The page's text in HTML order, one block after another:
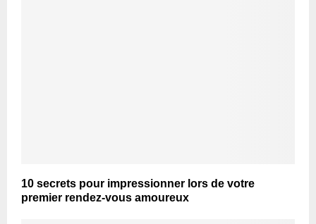
10 secrets pour impressionner lors de votre
premier rendez-vous amoureux